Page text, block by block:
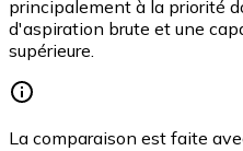
principalement à la priorité
d'aspiration brute et une
supérieure.
La comparaison est faite